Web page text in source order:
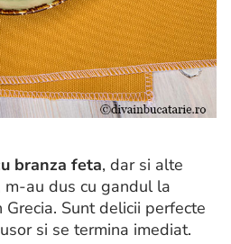
branza feta, dar si alte
au dus cu gandul la
Sunt delicii perfecte
si se termina imediat.